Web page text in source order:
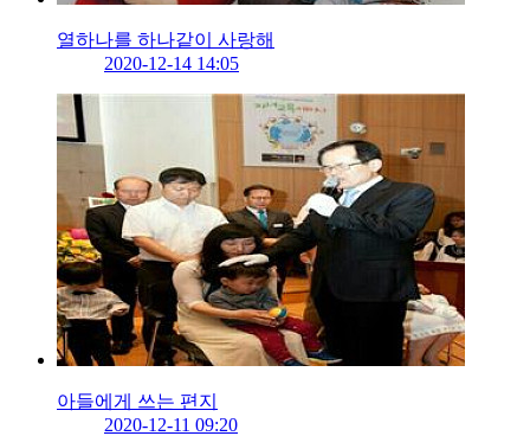
열하나를 하나같이 사랑해
2020-12-14 14:05
아들에게 쓰는 편지
2020-12-11 09:20